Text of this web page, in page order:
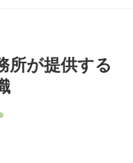
所が提供する